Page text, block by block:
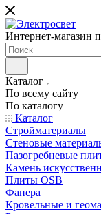
Интернет-магазин
Каталог
По всему сайту
По каталогу
Каталог
Стройматериалы
Стеновые
Пазогребневые
Камень
Плиты OSB
Фанера
Кровельные и